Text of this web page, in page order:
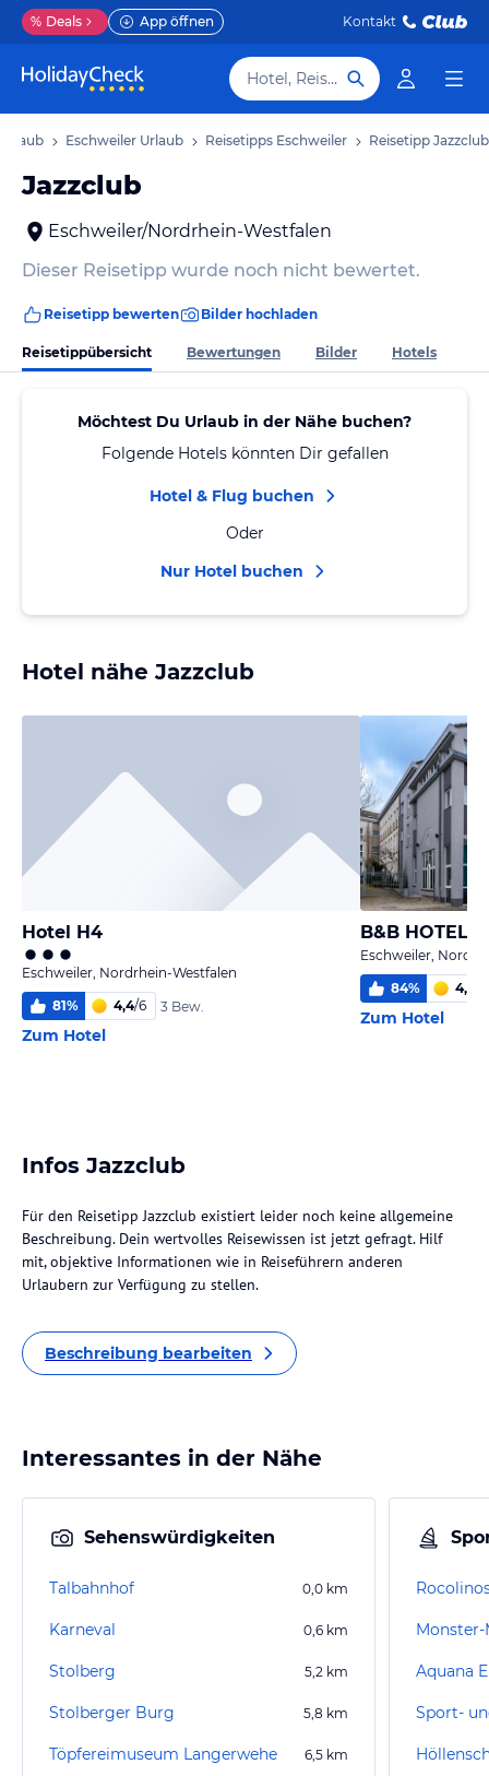
% Deals App öffnen Kontakt
Hotel, Reiseziel
Eschweiler Urlaub Reisetipps Eschweiler Reisetipp Jazzclub
Jazzclub
Eschweiler/Nordrhein-Westfalen
Dieser Reisetipp wurde noch nicht bewertet.
Reisetipp bewerten Bilder hochladen
Reisetippübersicht Bewertungen Bilder Hotels
Möchtest Du Urlaub in der Nähe buchen?
Folgende Hotels könnten Dir gefallen
Hotel & Flug buchen
Oder
Nur Hotel buchen
Hotel nähe Jazzclub
Hotel H4
Eschweiler, Nordrhein-Westfalen
81% 4,4/6 3 Bew.
Zum Hotel
B&B HOTEL
Eschweiler,
84% 4,2
Zum Hotel
Infos Jazzclub
Für den Reisetipp Jazzclub existiert leider noch keine allgemeine
Beschreibung. Dein wertvolles Reisewissen ist jetzt gefragt. Hilf
mit, objektive Informationen wie in Reiseführern anderen
Urlaubern zur Verfügung zu stellen.
Beschreibung bearbeiten
Interessantes in der Nähe
Sehenswürdigkeiten
Talbahnhof 0,0 km
Karneval 0,6 km
Stolberg 5,2 km
Stolberger Burg 5,8 km
Töpfereimuseum Langerwehe 6,5 km
Aquana